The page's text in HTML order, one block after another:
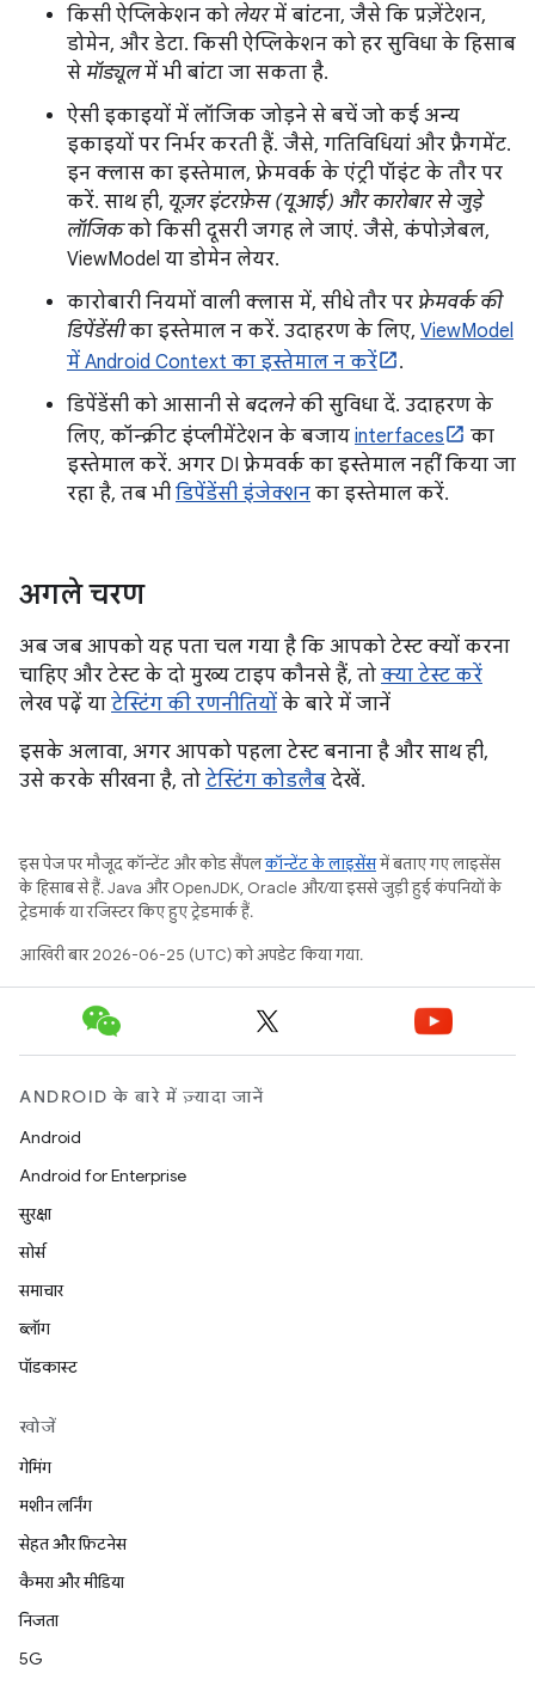
किसी ऐप्लिकेशन को लेयरमें बांटना, जैसे कि प्रज़ेंटेशन,
डोमेन, और डेटा. किसी ऐप्लिकेशन को हर सुविधा के हिसाब
से मॉड्यूलमें भी बांटा जा सकता है.
ऐसी इकाइयों में लॉजिक जोड़ने से बचें जो कई अन्य
इकाइयों पर निर्भर करती हैं. जैसे, गतिविधियां और फ़्रैगमेंट.
इन क्लास का इस्तेमाल, फ़्रेमवर्क के एंट्री पॉइंट के तौर पर
करें. साथ ही, यूज़र इंटरफ़ेस (यूआई) और कारोबार से जुड़े
लॉजिकको किसी दूसरी जगह ले जाएं. जैसे, कंपोज़ेबल,
ViewModel या डोमेन लेयर.
कारोबारी नियमों वाली क्लास में, सीधे तौर पर फ़्रेमवर्क की
डिपेंडेंसीका इस्तेमाल न करें. उदाहरण के लिए, ViewModel
में Android Context का इस्तेमाल न करें
.
डिपेंडेंसी को आसानी से बदलनेकी सुविधा दें. उदाहरण के
लिए, कॉन्क्रीट इंप्लीमेंटेशन के बजाय interfaces
का
इस्तेमाल करें. अगर DI फ़्रेमवर्क का इस्तेमाल नहीं किया जा
रहा है, तब भी डिपेंडेंसी इंजेक्शन का इस्तेमाल करें.
अगले चरण
अब जब आपको यह पता चल गया है कि आपको टेस्ट क्यों करना
चाहिए और टेस्ट के दो मुख्य टाइप कौनसे हैं, तो क्या टेस्ट करें
लेख पढ़ें या टेस्टिंग की रणनीतियों के बारे में जानें
इसके अलावा, अगर आपको पहला टेस्ट बनाना है और साथ ही,
उसे करके सीखना है, तो टेस्टिंग कोडलैब देखें.
इस पेज पर मौजूद कॉन्टेंट और कोड सैंपलकॉन्टेंट के लाइसेंसमें बताए गए लाइसेंस
के हिसाब से हैं. Java और OpenJDK, Oracle और/या इससे जुड़ी हुई कंपनियों के
ट्रेडमार्क या रजिस्टर किए हुए ट्रेडमार्क हैं.
आखिरी बार 2026-06-25 (UTC) को अपडेट किया गया.
ANDROID के बारे में ज़्यादा जानें
Android
Android for Enterprise
सुरक्षा
सोर्स
समाचार
ब्लॉग
पॉडकास्ट
खोजें
गेमिंग
मशीन लर्निंग
सेहत और फ़िटनेस
कैमरा और मीडिया
निजता
5G